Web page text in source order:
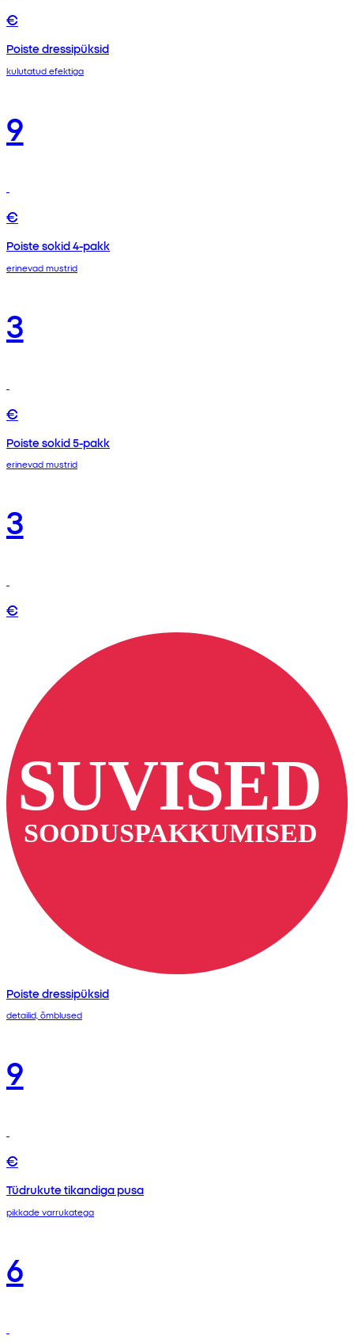
€
Poiste dressipüksid
kulutatud efektiga
9
€
Poiste sokid 4-pakk
erinevad mustrid
3
€
Poiste sokid 5-pakk
erinevad mustrid
3
€
Poiste dressipüksid
detailid, õmblused
9
€
Tüdrukute tikandiga pusa
pikkade varrukatega
6